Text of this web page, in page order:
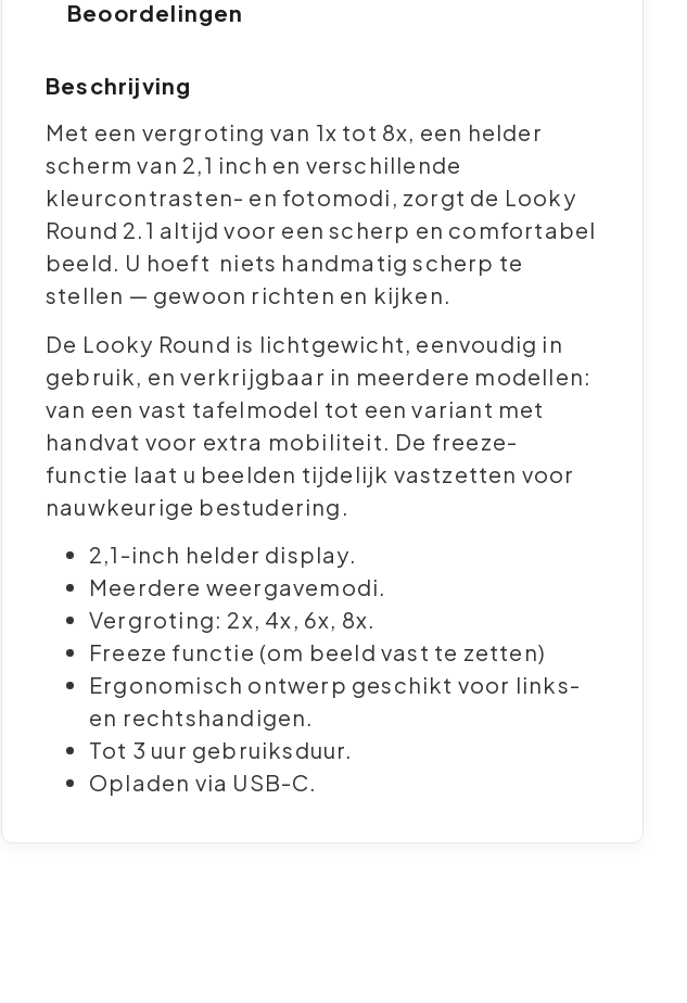
Beoordelingen
Beschrijving
Met een vergroting van 1x tot 8x, een helder
scherm van 2,1 inch en verschillende
kleurcontrasten- en fotomodi, zorgt de Looky
Round 2.1 altijd voor een scherp en comfortabel
beeld. U hoeft niets handmatig scherp te
stellen — gewoon richten en kijken.
De Looky Round is lichtgewicht, eenvoudig in
gebruik, en verkrijgbaar in meerdere modellen:
van een vast tafelmodel tot een variant met
handvat voor extra mobiliteit. De freeze-
functie laat u beelden tijdelijk vastzetten voor
nauwkeurige bestudering.
2,1-inch helder display.
Meerdere weergavemodi.
Vergroting: 2x, 4x, 6x, 8x.
Freeze functie (om beeld vast te zetten)
Ergonomisch ontwerp geschikt voor links-
en rechtshandigen.
Tot 3 uur gebruiksduur.
Opladen via USB-C.